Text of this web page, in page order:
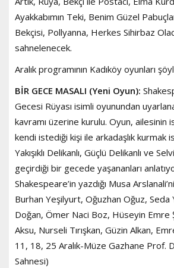
Ayakkabımın Teki, Benim Güzel
Bekçisi, Pollyanna, Herkes Sihirbaz
sahnelenecek.
Aralık programının Kadıköy oyunları
BİR GECE MASALI (Yeni Oyun):
Gecesi Rüyası isimli oyunundan
kavramı üzerine kurulu. Oyun, ailesinin
kendi istediği kişi ile arkadaşlık kurmak
Yakışıklı Delikanlı, Güçlü Delikanlı ve
geçirdiği bir gecede yaşananları
Shakespeare’in yazdığı Musa
Burhan Yeşilyurt, Oğuzhan Oğuz, Seda
Doğan, Ömer Naci Boz, Hüseyin Emre
Aksu, Nurseli Tırışkan, Güzin Alkan,
11, 18, 25 Aralık-Müze Gazhane Prof.
Sahnesi)